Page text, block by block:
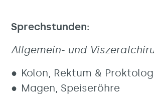
Sprechstunden:
Allgemein- und
Kolon, Rektum &
Magen, Speiseröhre